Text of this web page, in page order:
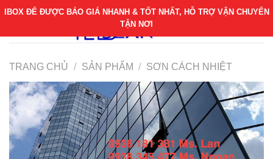
Bỏ
nội
TRANG CHỦ / SẢN PHẨM / SƠN CÁCH NHIỆT
IBOX ĐỂ ĐƯỢC BÁO GIÁ NHANH & TỐT NHẤT, HỖ TRỢ VẬN CHUYỂN
TẬN NƠI